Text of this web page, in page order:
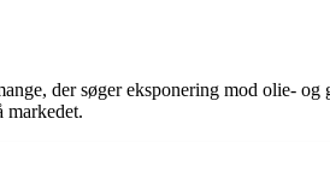
der søger eksponering mod olie-